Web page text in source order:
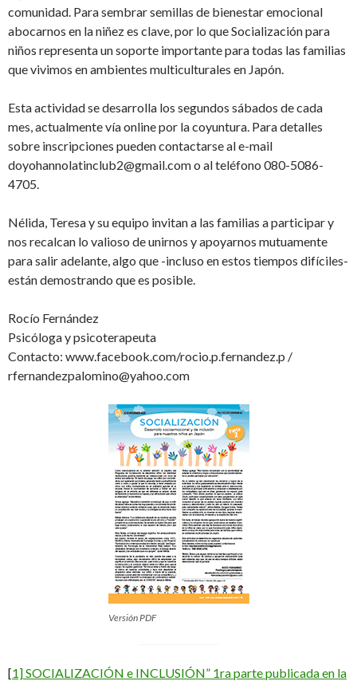
comunidad. Para sembrar semillas de bienestar emocional
abocarnos en la niñez es clave, por lo que Socialización para
niños representa un soporte importante para todas las familias
que vivimos en ambientes multiculturales en Japón.
Esta actividad se desarrolla los segundos sábados de cada
mes, actualmente vía online por la coyuntura. Para detalles
sobre inscripciones pueden contactarse al e-mail
doyohannolatinclub2@gmail.com o al teléfono 080-5086-
4705.
Nélida, Teresa y su equipo invitan a las familias a participar y
nos recalcan lo valioso de unirnos y apoyarnos mutuamente
para salir adelante, algo que -incluso en estos tiempos difíciles-
están demostrando que es posible.
Rocío Fernández
Psicóloga y psicoterapeuta
Contacto: www.facebook.com/rocio.p.fernandez.p /
rfernandezpalomino@yahoo.com
Versión PDF
[1] SOCIALIZACIÓN e INCLUSIÓN” 1ra parte publicada en la